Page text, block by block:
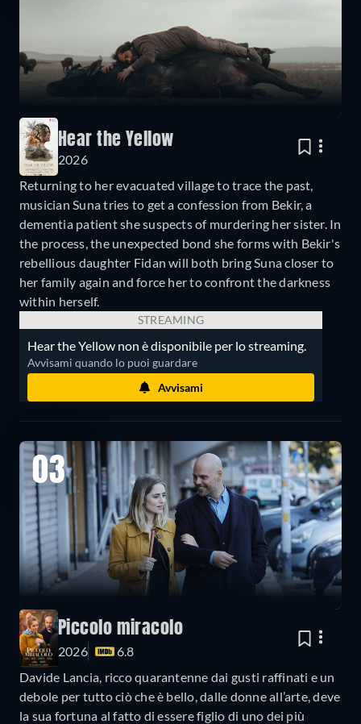
Hear the Yellow
2026
Returning to her evacuated village to trace the past,
musician Suna tries to get a confession from Bekir, a
dementia patient she suspects of murdering her sister. In
the process, the unexpected bond she forms with Bekir's
rebellious daughter Fidan will both bring Suna closer to
her family again and force her to confront the darkness
within herself.
STREAMING
Hear the Yellow non è disponibile per lo streaming.
Avvisami quando lo puoi guardare
Avvisami
03
Piccolo miracolo
2026
6.8
Davide Lancia, ricco quarantenne dai gusti raffinati e un
debole per tutto ciò che è bello, dalle donne all’arte, deve
la sua fortuna al fatto di essere figlio di uno dei più